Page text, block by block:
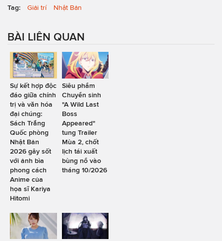
Tag: Giải trí Nhật Bản
BÀI LIÊN QUAN
Sự kết hợp độc
đáo giữa chính
trị và văn hóa
đại chúng:
Sách Trắng
Quốc phòng
Nhật Bản
2026 gây sốt
với ảnh bìa
phong cách
Anime của
họa sĩ Kariya
Hitomi
Siêu phẩm
Chuyển sinh
"A Wild Last
Boss
Appeared"
tung Trailer
Mùa 2, chốt
lịch tái xuất
bùng nổ vào
tháng 10/2026